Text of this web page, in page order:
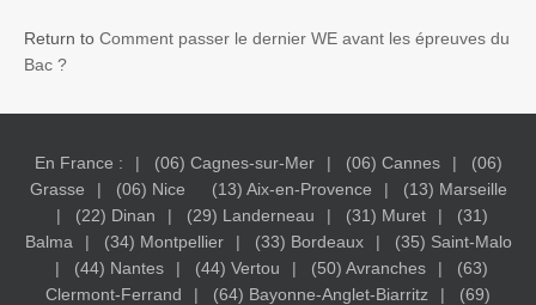
Return to Comment passer le dernier WE avant les épreuves du
Bac ?
En France : (06) Cagnes-sur-Mer (06) Cannes
(06)
Grasse
(06) Nice (13) Aix-en-Provence
(13) Marseille
(22) Dinan
(29) Landerneau (31) Muret
(31)
Balma
(34) Montpellier (33) Bordeaux
(35) Saint-Malo
(44) Nantes
(44) Vertou (50) Avranches
(63)
Clermont-Ferrand
(64) Bayonne-Anglet-Biarritz
(69)